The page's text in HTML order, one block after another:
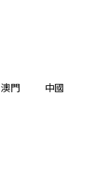
澳門 中國